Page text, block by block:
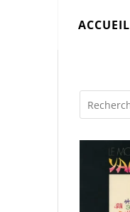
ACCUEIL